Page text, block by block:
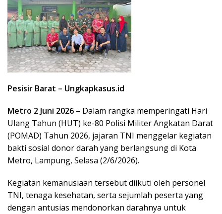
Pesisir Barat – Ungkapkasus.id
Metro 2 Juni 2026 – Dalam rangka memperingati Hari
Ulang Tahun (HUT) ke-80 Polisi Militer Angkatan Darat
(POMAD) Tahun 2026, jajaran TNI menggelar kegiatan
bakti sosial donor darah yang berlangsung di Kota
Metro, Lampung, Selasa (2/6/2026).
Kegiatan kemanusiaan tersebut diikuti oleh personel
TNI, tenaga kesehatan, serta sejumlah peserta yang
dengan antusias mendonorkan darahnya untuk